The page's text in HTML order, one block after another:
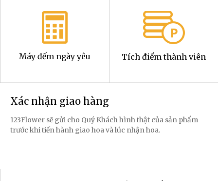
Máy đếm ngày yêu Tích điểm thành viên
Xác nhận giao hàng
123Flower sẽ gửi cho Quý Khách hình thật của sản phẩm
trước khi tiến hành giao hoa và lúc nhận hoa.